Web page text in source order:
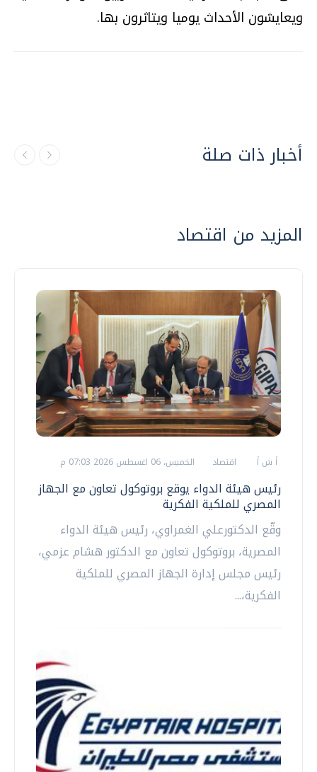
ويعايشون الأحداث يوميا ويتاثرون بها.
أخبار ذات صلة
المزيد من اقتصاد
أ ش أ اقتصاد الخميس، 06 اغسطس 2026 07:03 م
رئيس هيئة الدواء يوقع بروتوكول تعاون مع الجهاز
المصري للملكية الفكرية
وقّع الدكتورعلي الغمراوي، رئيس هيئة الدواء
المصرية، بروتوكول تعاون مع الدكتور هشام عزمي،
رئيس مجلس إدارة الجهاز المصري للملكية
الفكرية،...